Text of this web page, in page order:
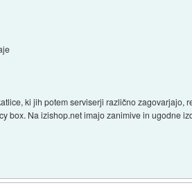
ki jih potem serviserji različno zagovarjajo,
box. Na izishop.net imajo zanimive in ugodne